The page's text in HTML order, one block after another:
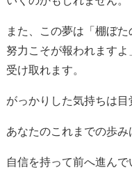
また、この夢は「棚ぼ
努力こそが報われます
受け取れます。
がっかりした気持ちは目
あなたのこれまでの歩み
自信を持って前へ進んで